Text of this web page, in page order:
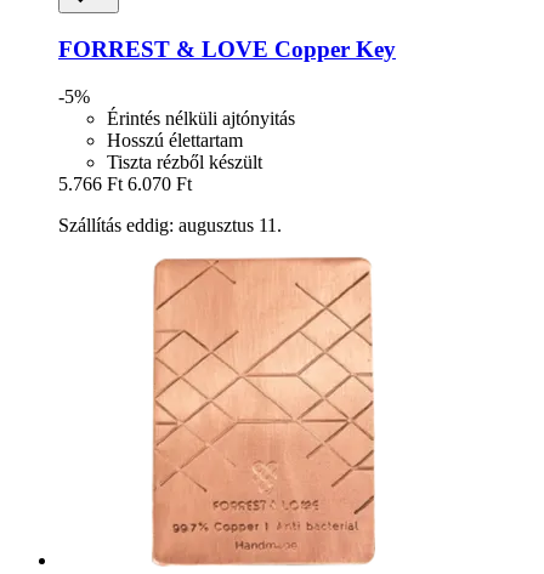
FORREST & LOVE Copper Key
-5%
Érintés nélküli ajtónyitás
Hosszú élettartam
Tiszta rézből készült
5.766 Ft 6.070 Ft
Szállítás eddig: augusztus 11.